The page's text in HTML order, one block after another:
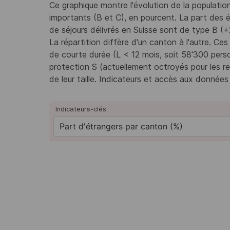
Ce graphique montre l'évolution de la
importants (B et C), en pourcent. La part des
de séjours délivrés en Suisse sont de type B
La répartition diffère d'un canton à l'autre.
de courte durée (L < 12 mois, soit 58'300
protection S (actuellement octroyés pour les
de leur taille. Indicateurs et accès aux
Indicateurs-clés: